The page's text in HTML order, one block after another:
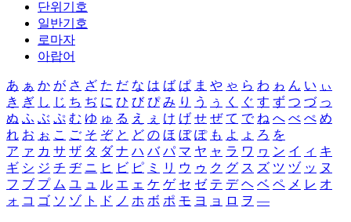
단위기호
일반기호
로마자
아랍어
あ ぁ か が さ ざ た だ な は ば ぱ ま や ゃ ら わ ゎ ん い ぃ
き ぎ し じ ち ぢ に ひ び ぴ み り う ぅ く ぐ す ず つ づ っ
ぬ ふ ぶ ぷ む ゆ ゅ る え ぇ け げ せ ぜ て で ね へ べ ぺ め
れ お ぉ こ ご そ ぞ と ど の ほ ぼ ぽ も よ ょ ろ を
ア ァ カ サ ザ タ ダ ナ ハ バ パ マ ヤ ャ ラ ワ ヮ ン イ ィ キ
ギ シ ジ チ ヂ ニ ヒ ビ ピ ミ リ ウ ゥ ク グ ス ズ ツ ヅ ッ ヌ
フ ブ プ ム ユ ュ ル エ ェ ケ ゲ セ ゼ テ デ ヘ ベ ペ メ レ オ
ォ コ ゴ ソ ゾ ト ド ノ ホ ボ ポ モ ヨ ョ ロ ヲ ―